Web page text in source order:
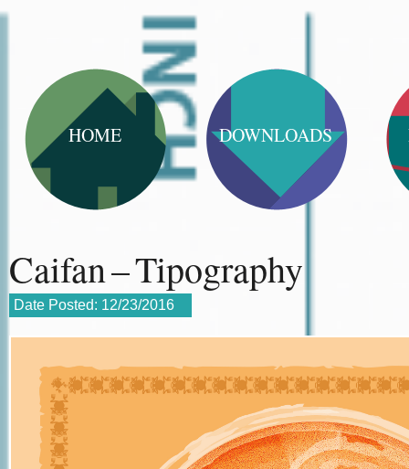
HOME DOWNLOADS
Caifan – Tipography
Date Posted: 12/23/2016